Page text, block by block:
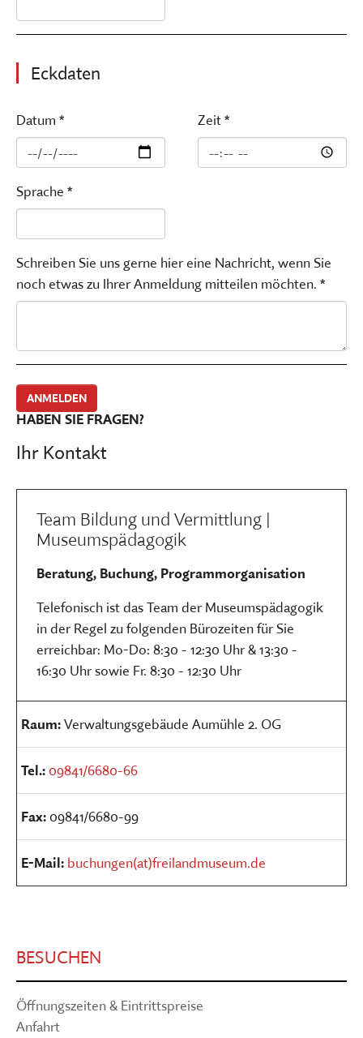
Eckdaten
Datum * Zeit *
Sprache *
Schreiben Sie uns gerne hier eine Nachricht, wenn Sie
noch etwas zu Ihrer Anmeldung mitteilen möchten. *
Ihr Kontakt
HABEN SIE FRAGEN?
Team Bildung und Vermittlung |
Museumspädagogik
Beratung, Buchung, Programmorganisation
Telefonisch ist das Team der Museumspädagogik
in der Regel zu folgenden Bürozeiten für Sie
erreichbar: Mo-Do: 8:30 - 12:30 Uhr & 13:30 -
16:30 Uhr sowie Fr. 8:30 - 12:30 Uhr
Raum:Verwaltungsgebäude Aumühle 2. OG
Tel.:09841/6680-66
Fax:09841/6680-99
E-Mail: buchungen(at)freilandmuseum.de
BESUCHEN
Öffnungszeiten & Eintrittspreise
Anfahrt